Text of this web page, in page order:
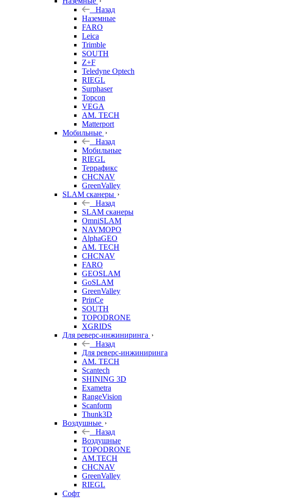
Назад
Наземные
FARO
Leica
Trimble
SOUTH
Z+F
Teledyne Optech
RIEGL
Surphaser
Topcon
VEGA
AM. TECH
Matterport
Мобильные
Назад
Мобильные
RIEGL
Террафикс
CHCNAV
GreenValley
SLAM сканеры
Назад
SLAM сканеры
OmniSLAM
NAVMOPO
AlphaGEO
AM. TECH
CHCNAV
FARO
GEOSLAM
GoSLAM
GreenValley
PrinCe
SOUTH
TOPODRONE
XGRIDS
Для реверс-инжиниринга
Назад
Для реверс-инжиниринга
AM. TECH
Scantech
SHINING 3D
Exametra
RangeVision
Scanform
Thunk3D
Воздушные
Назад
Воздушные
TOPODRONE
AM.TECH
CHCNAV
GreenValley
RIEGL
Софт